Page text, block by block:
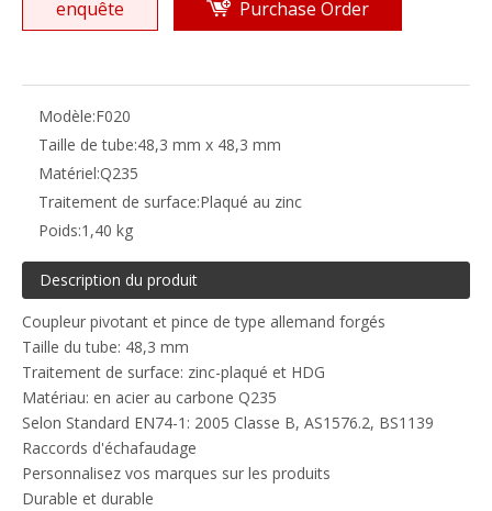
enquête Purchase Order
Modèle:F020
Taille de tube:48,3 mm x 48,3 mm
Matériel:Q235
Traitement de surface:Plaqué au zinc
Poids:1,40 kg
Description du produit
Coupleur pivotant et pince de type allemand forgés
Taille du tube: 48,3 mm
Traitement de surface: zinc-plaqué et HDG
Matériau: en acier au carbone Q235
Selon Standard EN74-1: 2005 Classe B, AS1576.2, BS1139
Raccords d'échafaudage
Personnalisez vos marques sur les produits
Durable et durable